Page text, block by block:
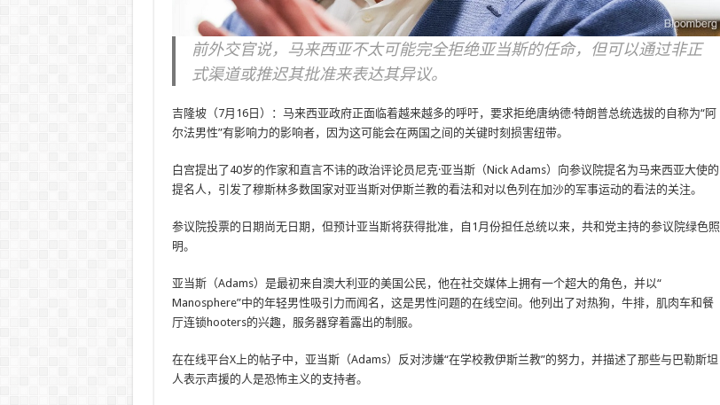
前外交官说，马来西亚不太可能完全拒绝亚当斯的任命，但可以通过非正
式渠道或推迟其批准来表达其异议。
吉隆坡（7月16日）：马来西亚政府正面临着越来越多的呼吁，要求拒绝唐纳德·特朗普总统选拔的自称为“阿
尔法男性”有影响力的影响者，因为这可能会在两国之间的关键时刻损害纽带。
白宫提出了40岁的作家和直言不讳的政治评论员尼克·亚当斯（Nick Adams）向参议院提名为马来西亚大使的
提名人，引发了穆斯林多数国家对亚当斯对伊斯兰教的看法和对以色列在加沙的军事运动的看法的关注。
参议院投票的日期尚无日期，但预计亚当斯将获得批准，自1月份担任总统以来，共和党主持的参议院绿色照
明。
亚当斯（Adams）是最初来自澳大利亚的美国公民，他在社交媒体上拥有一个超大的角色，并以“
Manosphere”中的年轻男性吸引力而闻名，这是男性问题的在线空间。他列出了对热狗，牛排，肌肉车和餐
厅连锁hooters的兴趣，服务器穿着露出的制服。
在在线平台X上的帖子中，亚当斯（Adams）反对涉嫌“在学校教伊斯兰教”的努力，并描述了那些与巴勒斯坦
人表示声援的人是恐怖主义的支持者。